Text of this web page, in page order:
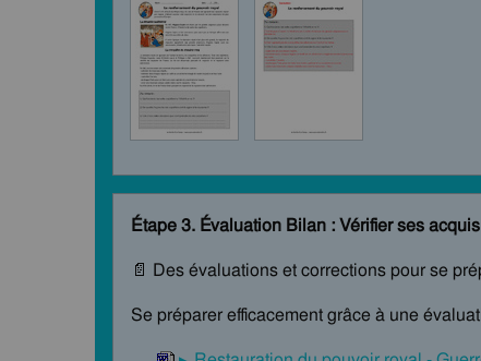
Étape 3. Évaluation Bilan : Vérifier ses
📄 Des évaluations et corrections pour se
Se préparer efficacement grâce à une